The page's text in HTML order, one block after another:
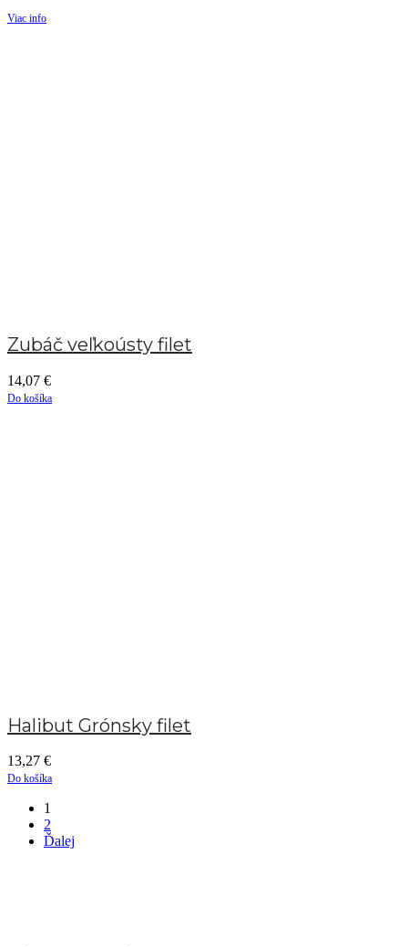
Viac info
Zubáč veľkoústy filet
14,07 €
Do košíka
Halibut Grónsky filet
13,27 €
Do košíka
1
2
Ďalej